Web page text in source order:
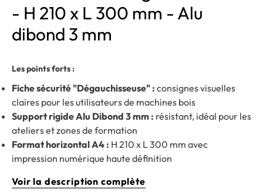
- H 210 x L 300 mm - Alu
dibond 3 mm
Les points forts :
Fiche sécurité "Dégauchisseuse" : consignes visuelles
claires pour les utilisateurs de machines bois
Support rigide Alu Dibond 3 mm : résistant, idéal pour les
ateliers et zones de formation
Format horizontal A4 : H 210 x L 300 mm avec
impression numérique haute définition
Voir la description complète